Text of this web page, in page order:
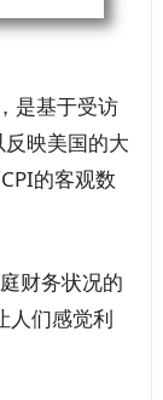
是基于受访
映美国的大
的客观数
财务状况的
人们感觉利